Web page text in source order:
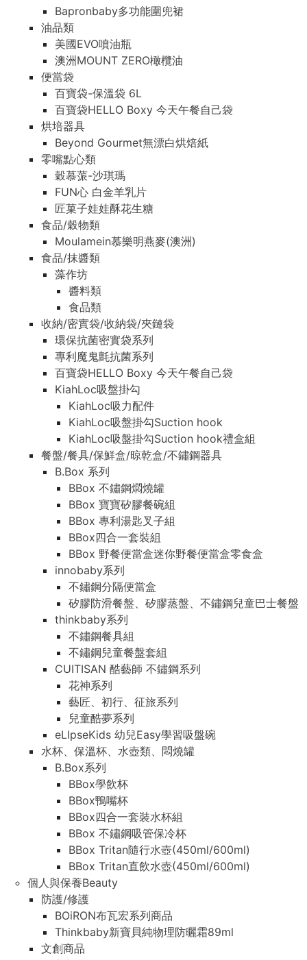
Bapronbaby多功能圍兜裙
油品類
美國EVO噴油瓶
澳洲MOUNT ZERO橄欖油
便當袋
百寶袋-保溫袋 6L
百寶袋HELLO Boxy 今天午餐自己袋
烘培器具
Beyond Gourmet無漂白烘焙紙
零嘴點心類
穀慕蒎-沙琪瑪
FUN心 白金羊乳片
匠菓子娃娃酥花生糖
食品/穀物類
Moulamein慕樂明燕麥(澳洲)
食品/抹醬類
藻作坊
醬料類
食品類
收納/密實袋/收納袋/夾鏈袋
環保抗菌密實袋系列
專利魔鬼氈抗菌系列
百寶袋HELLO Boxy 今天午餐自己袋
KiahLoc吸盤掛勾
KiahLoc吸力配件
KiahLoc吸盤掛勾Suction hook
KiahLoc吸盤掛勾Suction hook禮盒組
餐盤/餐具/保鮮盒/晾乾盒/不鏽鋼器具
B.Box 系列
BBox 不鏽鋼燜燒罐
BBox 寶寶矽膠餐碗組
BBox 專利湯匙叉子組
BBox四合一套裝組
BBox 野餐便當盒迷你野餐便當盒零食盒
innobaby系列
不鏽鋼分隔便當盒
矽膠防滑餐盤、矽膠蒸盤、不鏽鋼兒童巴士餐盤
thinkbaby系列
不鏽鋼餐具組
不鏽鋼兒童餐盤套組
CUITISAN 酷藝師 不鏽鋼系列
花神系列
藝匠、初行、征旅系列
兒童酷夢系列
eLIpseKids 幼兒Easy學習吸盤碗
水杯、保溫杯、水壺類、悶燒罐
B.Box系列
BBox學飲杯
BBox鴨嘴杯
BBox四合一套裝水杯組
BBox 不鏽鋼吸管保冷杯
BBox Tritan隨行水壺(450ml/600ml)
BBox Tritan直飲水壺(450ml/600ml)
個人與保養Beauty
防護/修護
BOiRON布瓦宏系列商品
Thinkbaby新寶貝純物理防曬霜89ml
文創商品